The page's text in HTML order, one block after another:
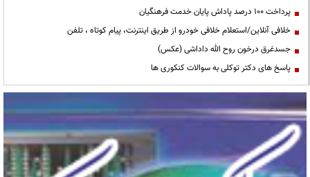
پرداخت ۱۰۰ درصد پاداش پایان خدمت فرهنگیان
خلافی آنلاین/استعلام خلافی خودرو از طریق اینترنت، پیام کوتاه ، تلفن
جسدغرق درخون روح الله داداشی (عکس)
پاسخ های دکتر توکلی به سوالات کنکوری ها